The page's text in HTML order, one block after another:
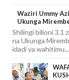
Waziri Ummy
Ukunga
Shilingi bilioni 3.1
na Ukunga
idadi ya wahitimu...